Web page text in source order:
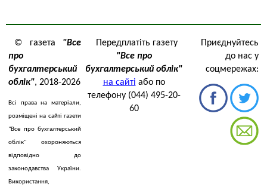
© газета "Все
про
бухгалтерський
облік", 2018-2026
Всі права на матеріали,
розміщені на сайті газети
"Все про бухгалтерський
облік" охороняються
відповідно до
законодавства України.
Використання,
Передплатіть газету
"Все про
бухгалтерський облік"
на сайті або по
телефону (044) 495-20-
60
Приєднуйтесь
до нас у
соцмережах: